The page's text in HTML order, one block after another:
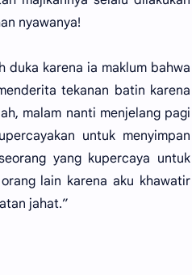
nyawanya!
duka karena ia maklum bahwa
tekanan batin karena
malam nanti menjelang pagi
untuk menyimpan
yang kupercaya untuk
lain karena aku khawatir
jahat.”